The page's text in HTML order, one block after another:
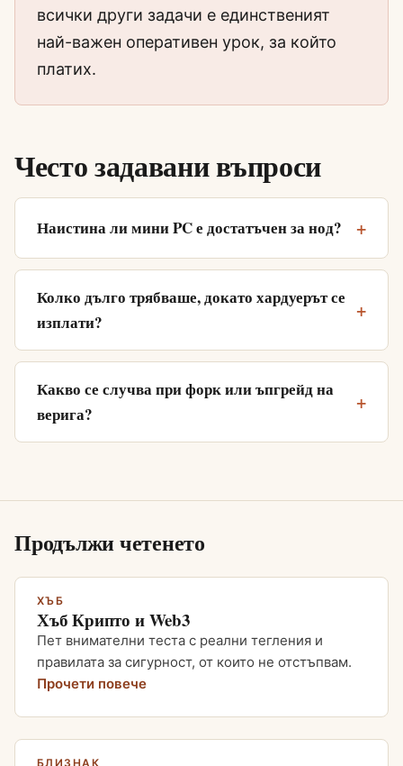
всички други задачи е единственият
най-важен оперативен урок, за който
платих.
Често задавани въпроси
Наистина ли мини PC е достатъчен за нод?
Колко дълго трябваше, докато хардуерът се
изплати?
Какво се случва при форк или ъпгрейд на
верига?
Продължи четенето
ХЪБ
Хъб Крипто и Web3
Пет внимателни теста с реални тегления и
правилата за сигурност, от които не отстъпвам.
Прочети повече
БЛИЗНАК